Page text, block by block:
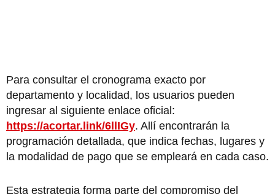
Para consultar el cronograma exacto por
departamento y localidad, los usuarios pueden
ingresar al siguiente enlace oficial:
https://acortar.link/6llIGy. Allí encontrarán la
programación detallada, que indica fechas, lugares y
la modalidad de pago que se empleará en cada caso.
Esta estrategia forma parte del compromiso del